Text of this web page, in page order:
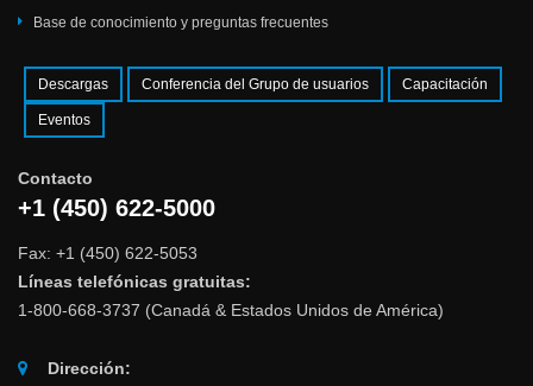
Base de conocimiento y preguntas frecuentes
Descargas Conferencia del Grupo de usuarios Capacitación
Eventos
Contacto
+1 (450) 622-5000
Fax: +1 (450) 622-5053
Líneas telefónicas gratuitas:
1-800-668-3737 (Canadá & Estados Unidos de América)
Dirección: